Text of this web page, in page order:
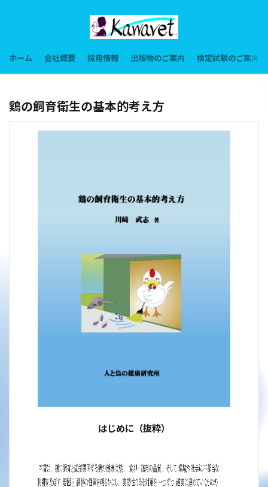
ホーム 会社概要 採用情報 出版物のご案内 検定試験のご案内
鶏の飼育衛生の基本的考え方
はじめに（抜粋）